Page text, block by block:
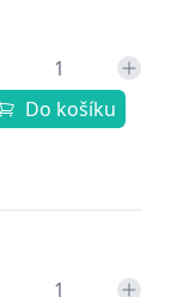
Do košíku